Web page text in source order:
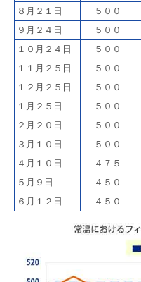
区）：ペプチドが筋トレにどの
めたいジム会員に提案できる
5月13日 【新規掲載！】株式
呼び出しベルとしてベルスター
ートで多くの飲食店や工場で採
4月6日【新規掲載！】エト
高津区（溝の口・二子新地）を
ノ・チェロ教室。お子様から大
レッスンを行ってい
3月31日【新規掲載！】株式
を中心に、建物解体工事、産業
売買まで一貫対応。周辺環境に
用までサポート。
3月27日【新規掲載！】iTeen
心して学べる、小学生・中学生
株式会社クリアス（
ク等のユニットバスを最大70
フォームは安心してご相談くだ
家族葬のそうえん町
８月２１日
５００
９月２４日
５００
１０月２４日
５００
１１月２５日
５００
１２月２５日
５００
１月２５日
５００
２月２０日
５００
３月１０日
５００
４月１０日
４７５
５月９日
４５０
６月１２日
４５０